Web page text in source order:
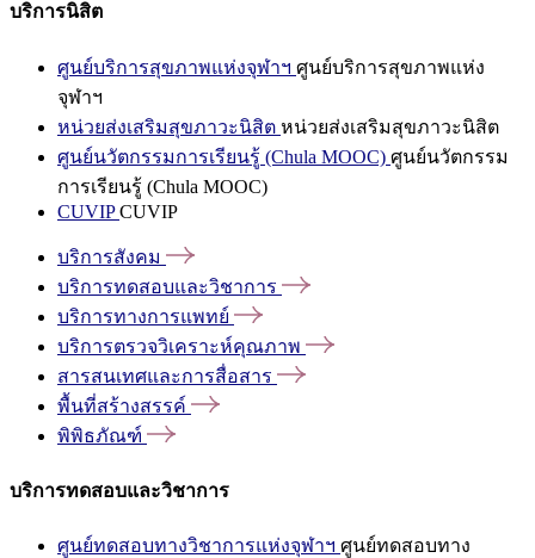
บริการนิสิต
ศูนย์บริการสุขภาพแห่งจุฬาฯ ศูนย์บริการสุขภาพแห่ง
จุฬาฯ
หน่วยส่งเสริมสุขภาวะนิสิต หน่วยส่งเสริมสุขภาวะนิสิต
ศูนย์นวัตกรรมการเรียนรู้ (Chula MOOC) ศูนย์นวัตกรรม
การเรียนรู้ (Chula MOOC)
CUVIPCUVIP
บริการสังคม
บริการทดสอบและวิชาการ
บริการทางการแพทย์
บริการตรวจวิเคราะห์คุณภาพ
สารสนเทศและการสื่อสาร
พื้นที่สร้างสรรค์
พิพิธภัณฑ์
บริการทดสอบและวิชาการ
ศูนย์ทดสอบทางวิชาการแห่งจุฬาฯ ศูนย์ทดสอบทาง